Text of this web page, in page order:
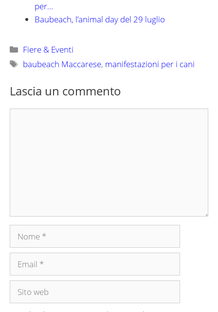
per…
Baubeach, l’animal day del 29 luglio
Categorie
Fiere & Eventi
Tag
baubeach Maccarese, manifestazioni per i cani
Lascia un commento
Nome
Email
Sito